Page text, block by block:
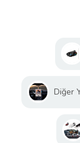
Diğer